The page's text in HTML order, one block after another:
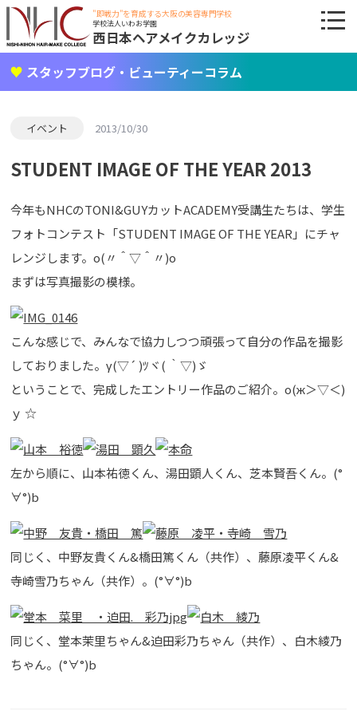
"即戦力"を育成する大阪の美容専門学校
学校法人いわお学園
西日本ヘアメイクカレッジ
スタッフブログ・ビューティーコラム
イベント 2013/10/30
STUDENT IMAGE OF THE YEAR 2013
今年もNHCのTONI&GUYカットACADEMY受講生たちは、学生
フォトコンテスト「STUDENT IMAGE OF THE YEAR」にチャ
レンジします。o(〃＾▽＾〃)o
まずは写真撮影の模様。
こんな感じで、みんなで協力しつつ頑張って自分の作品を撮影
しておりました。γ(▽´ )ﾂヾ( ｀▽)ゞ
ということで、完成したエントリー作品のご紹介。о(ж＞▽＜)
ｙ ☆
左から順に、山本祐徳くん、湯田顕人くん、芝本賢吾くん。(°
∀°)b
同じく、中野友貴くん&橋田篤くん（共作）、藤原凌平くん&
寺崎雪乃ちゃん（共作）。(°∀°)b
同じく、堂本茉里ちゃん&迫田彩乃ちゃん（共作）、白木綾乃
ちゃん。(°∀°)b